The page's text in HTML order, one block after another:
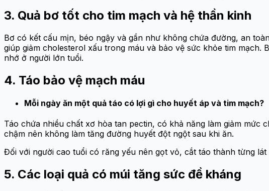
3. Quả bơ tốt cho tim mạch và hệ thần kinh
Bơ có kết cấu mịn, béo ngậy và gần như không chứa đường, an
giúp giảm cholesterol xấu trong máu và bảo vệ sức khỏe tim
nhớ ở người lớn tuổi.
4. Táo bảo vệ mạch máu
Mỗi ngày ăn một quả táo có lợi gì cho huyết áp và tim mạch?
Táo chứa nhiều chất xơ hòa tan pectin, có khả năng làm giảm
chậm nên không làm tăng đường huyết đột ngột sau khi ăn.
Đối với người cao tuổi có răng yếu nên gọt vỏ, cắt táo thành từng
5. Các loại quả có múi tăng sức đề kháng